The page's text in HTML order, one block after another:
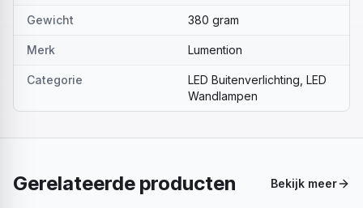
Gewicht 380 gram
Merk Lumention
Categorie
LED Buitenverlichting, LED
Wandlampen
Gerelateerde producten Bekijk meer